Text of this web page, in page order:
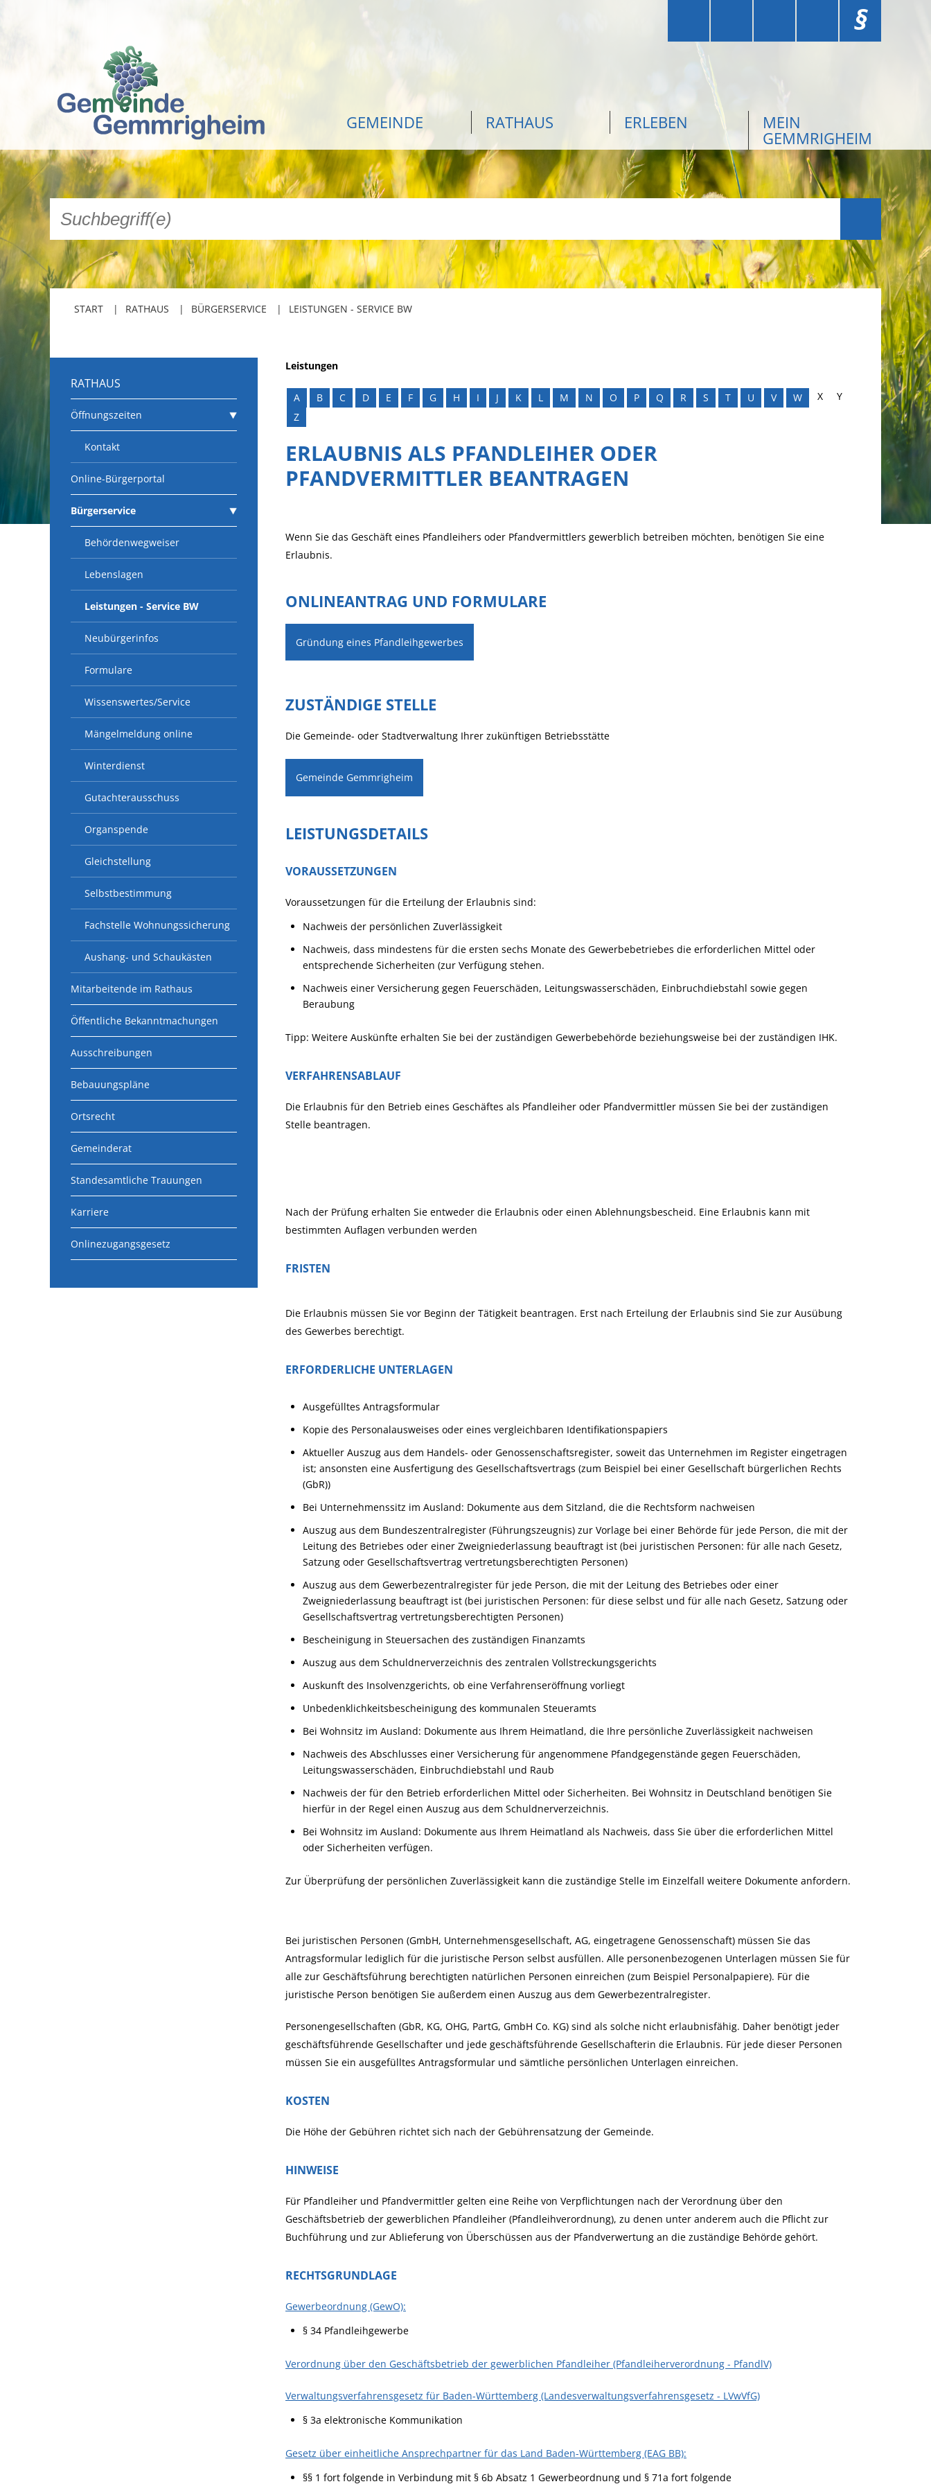
§
GEMEINDE RATHAUS ERLEBEN MEIN
GEMMRIGHEIM
START RATHAUS BÜRGERSERVICE LEISTUNGEN - SERVICE BW
RATHAUS
Öffnungszeiten
Kontakt
Online-Bürgerportal
Bürgerservice
Behördenwegweiser
Lebenslagen
Leistungen - Service BW
Neubürgerinfos
Formulare
Wissenswertes/Service
Mängelmeldung online
Winterdienst
Gutachterausschuss
Organspende
Gleichstellung
Selbstbestimmung
Fachstelle Wohnungssicherung
Aushang- und Schaukästen
Mitarbeitende im Rathaus
Öffentliche Bekanntmachungen
Ausschreibungen
Bebauungspläne
Ortsrecht
Gemeinderat
Standesamtliche Trauungen
Karriere
Onlinezugangsgesetz
Leistungen
A B C D E F G H I J K L M N O P Q R S T U V W X
Y
Z
ERLAUBNIS ALS PFANDLEIHER ODER
PFANDVERMITTLER BEANTRAGEN
Wenn Sie das Geschäft eines Pfandleihers oder Pfandvermittlers gewerblich betreiben möchten, benötigen Sie eine
Erlaubnis.
ONLINEANTRAG UND FORMULARE
Gründung eines Pfandleihgewerbes
ZUSTÄNDIGE STELLE
Die Gemeinde- oder Stadtverwaltung Ihrer zukünftigen Betriebsstätte
Gemeinde Gemmrigheim
LEISTUNGSDETAILS
VORAUSSETZUNGEN
Voraussetzungen für die Erteilung der Erlaubnis sind:
Nachweis der persönlichen Zuverlässigkeit
Nachweis, dass mindestens für die ersten sechs Monate des Gewerbebetriebes die erforderlichen Mittel oder
entsprechende Sicherheiten (zur Verfügung stehen.
Nachweis einer Versicherung gegen Feuerschäden, Leitungswasserschäden, Einbruchdiebstahl sowie gegen
Beraubung
Tipp: Weitere Auskünfte erhalten Sie bei der zuständigen Gewerbebehörde beziehungsweise bei der zuständigen IHK.
VERFAHRENSABLAUF
Die Erlaubnis für den Betrieb eines Geschäftes als Pfandleiher oder Pfandvermittler müssen Sie bei der zuständigen
Stelle beantragen.
Nach der Prüfung erhalten Sie entweder die Erlaubnis oder einen Ablehnungsbescheid. Eine Erlaubnis kann mit
bestimmten Auflagen verbunden werden
FRISTEN
Die Erlaubnis müssen Sie vor Beginn der Tätigkeit beantragen. Erst nach Erteilung der Erlaubnis sind Sie zur Ausübung
des Gewerbes berechtigt.
ERFORDERLICHE UNTERLAGEN
Ausgefülltes Antragsformular
Kopie des Personalausweises oder eines vergleichbaren Identifikationspapiers
Aktueller Auszug aus dem Handels- oder Genossenschaftsregister, soweit das Unternehmen im Register eingetragen
ist; ansonsten eine Ausfertigung des Gesellschaftsvertrags (zum Beispiel bei einer Gesellschaft bürgerlichen Rechts
(GbR))
Bei Unternehmenssitz im Ausland: Dokumente aus dem Sitzland, die die Rechtsform nachweisen
Auszug aus dem Bundeszentralregister (Führungszeugnis) zur Vorlage bei einer Behörde für jede Person, die mit der
Leitung des Betriebes oder einer Zweigniederlassung beauftragt ist (bei juristischen Personen: für alle nach Gesetz,
Satzung oder Gesellschaftsvertrag vertretungsberechtigten Personen)
Auszug aus dem Gewerbezentralregister für jede Person, die mit der Leitung des Betriebes oder einer
Zweigniederlassung beauftragt ist (bei juristischen Personen: für diese selbst und für alle nach Gesetz, Satzung oder
Gesellschaftsvertrag vertretungsberechtigten Personen)
Bescheinigung in Steuersachen des zuständigen Finanzamts
Auszug aus dem Schuldnerverzeichnis des zentralen Vollstreckungsgerichts
Auskunft des Insolvenzgerichts, ob eine Verfahrenseröffnung vorliegt
Unbedenklichkeitsbescheinigung des kommunalen Steueramts
Bei Wohnsitz im Ausland: Dokumente aus Ihrem Heimatland, die Ihre persönliche Zuverlässigkeit nachweisen
Nachweis des Abschlusses einer Versicherung für angenommene Pfandgegenstände gegen Feuerschäden,
Leitungswasserschäden, Einbruchdiebstahl und Raub
Nachweis der für den Betrieb erforderlichen Mittel oder Sicherheiten. Bei Wohnsitz in Deutschland benötigen Sie
hierfür in der Regel einen Auszug aus dem Schuldnerverzeichnis.
Bei Wohnsitz im Ausland: Dokumente aus Ihrem Heimatland als Nachweis, dass Sie über die erforderlichen Mittel
oder Sicherheiten verfügen.
Zur Überprüfung der persönlichen Zuverlässigkeit kann die zuständige Stelle im Einzelfall weitere Dokumente anfordern.
Bei juristischen Personen (GmbH, Unternehmensgesellschaft, AG, eingetragene Genossenschaft) müssen Sie das
Antragsformular lediglich für die juristische Person selbst ausfüllen. Alle personenbezogenen Unterlagen müssen Sie für
alle zur Geschäftsführung berechtigten natürlichen Personen einreichen (zum Beispiel Personalpapiere). Für die
juristische Person benötigen Sie außerdem einen Auszug aus dem Gewerbezentralregister.
Personengesellschaften (GbR, KG, OHG, PartG, GmbH Co. KG) sind als solche nicht erlaubnisfähig. Daher benötigt jeder
geschäftsführende Gesellschafter und jede geschäftsführende Gesellschafterin die Erlaubnis. Für jede dieser Personen
müssen Sie ein ausgefülltes Antragsformular und sämtliche persönlichen Unterlagen einreichen.
KOSTEN
Die Höhe der Gebühren richtet sich nach der Gebührensatzung der Gemeinde.
HINWEISE
Für Pfandleiher und Pfandvermittler gelten eine Reihe von Verpflichtungen nach der Verordnung über den
Geschäftsbetrieb der gewerblichen Pfandleiher (Pfandleihverordnung), zu denen unter anderem auch die Pflicht zur
Buchführung und zur Ablieferung von Überschüssen aus der Pfandverwertung an die zuständige Behörde gehört.
RECHTSGRUNDLAGE
Gewerbeordnung (GewO):
§ 34 Pfandleihgewerbe
Verordnung über den Geschäftsbetrieb der gewerblichen Pfandleiher (Pfandleiherverordnung - PfandlV)
Verwaltungsverfahrensgesetz für Baden-Württemberg (Landesverwaltungsverfahrensgesetz - LVwVfG)
§ 3a elektronische Kommunikation
Gesetz über einheitliche Ansprechpartner für das Land Baden-Württemberg (EAG BB):
§§ 1 fort folgende in Verbindung mit § 6b Absatz 1 Gewerbeordnung und § 71a fort folgende